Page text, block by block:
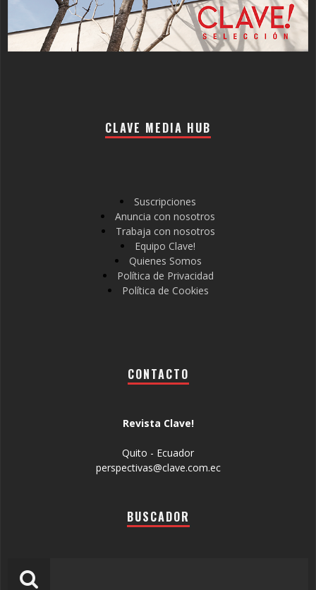
CLAVE MEDIA HUB
Suscripciones
Anuncia con nosotros
Trabaja con nosotros
Equipo Clave!
Quienes Somos
Política de Privacidad
Política de Cookies
CONTACTO
Revista Clave!
Quito - Ecuador
perspectivas@clave.com.ec
BUSCADOR